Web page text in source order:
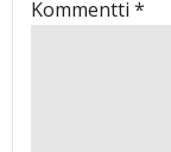
Kommentti *